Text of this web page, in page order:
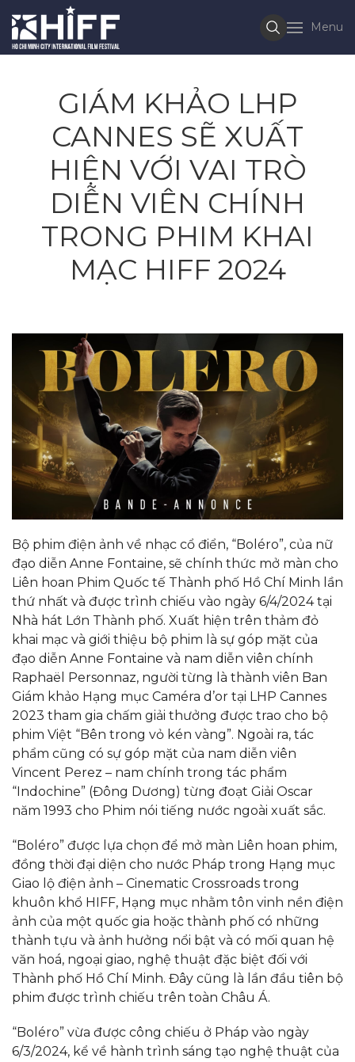
Menu
GIÁM KHẢO LHP
CANNES SẼ XUẤT
HIỆN VỚI VAI TRÒ
DIỄN VIÊN CHÍNH
TRONG PHIM KHAI
MẠC HIFF 2024
Bộ phim điện ảnh về nhạc cổ điển, “Boléro”, của nữ
đạo diễn Anne Fontaine, sẽ chính thức mở màn cho
Liên hoan Phim Quốc tế Thành phố Hồ Chí Minh lần
thứ nhất và được trình chiếu vào ngày 6/4/2024 tại
Nhà hát Lớn Thành phố. Xuất hiện trên thảm đỏ
khai mạc và giới thiệu bộ phim là sự góp mặt của
đạo diễn Anne Fontaine và nam diễn viên chính
Raphaël Personnaz, người từng là thành viên Ban
Giám khảo Hạng mục Caméra d’or tại LHP Cannes
2023 tham gia chấm giải thưởng được trao cho bộ
phim Việt “Bên trong vỏ kén vàng”. Ngoài ra, tác
phẩm cũng có sự góp mặt của nam diễn viên
Vincent Perez – nam chính trong tác phẩm
“Indochine” (Đông Dương) từng đoạt Giải Oscar
năm 1993 cho Phim nói tiếng nước ngoài xuất sắc.
“Boléro” được lựa chọn để mở màn Liên hoan phim,
đồng thời đại diện cho nước Pháp trong Hạng mục
Giao lộ điện ảnh – Cinematic Crossroads trong
khuôn khổ HIFF, Hạng mục nhằm tôn vinh nền điện
ảnh của một quốc gia hoặc thành phố có những
thành tựu và ảnh hưởng nổi bật và có mối quan hệ
văn hoá, ngoại giao, nghệ thuật đặc biệt đối với
Thành phố Hồ Chí Minh. Đây cũng là lần đầu tiên bộ
phim được trình chiếu trên toàn Châu Á.
“Boléro” vừa được công chiếu ở Pháp vào ngày
6/3/2024, kể về hành trình sáng tạo nghệ thuật của